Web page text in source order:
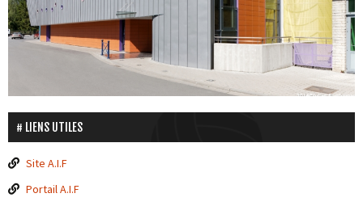
LIENS UTILES
Site A.I.F
Portail A.I.F